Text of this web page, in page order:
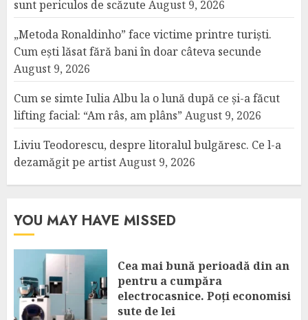
sunt periculos de scăzute August 9, 2026
„Metoda Ronaldinho” face victime printre turiști.
Cum ești lăsat fără bani în doar câteva secunde
August 9, 2026
Cum se simte Iulia Albu la o lună după ce și-a făcut
lifting facial: “Am râs, am plâns” August 9, 2026
Liviu Teodorescu, despre litoralul bulgăresc. Ce l-a
dezamăgit pe artistAugust 9, 2026
YOU MAY HAVE MISSED
Cea mai bună perioadă din an
pentru a cumpăra
electrocasnice. Poți economisi
sute de lei